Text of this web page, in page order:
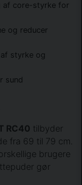
core-styrke for
og reducer
styrke og
sund
RC40 tilbyder
fra 69 til 79 cm.
brugere
gør